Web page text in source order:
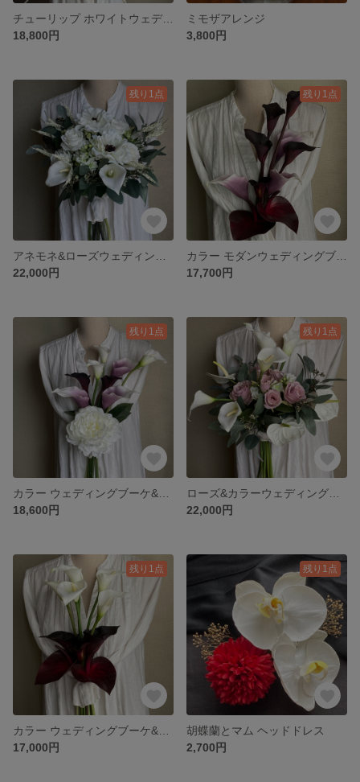
18,800円
ミモザアレンジ
3,800円
残り1点
22,000円
残り1点
17,700円
残り1点
18,600円
残り1点
22,000円
残り1点
17,000円
残り1点
胡蝶蘭とマム ヘッドドレス
2,700円